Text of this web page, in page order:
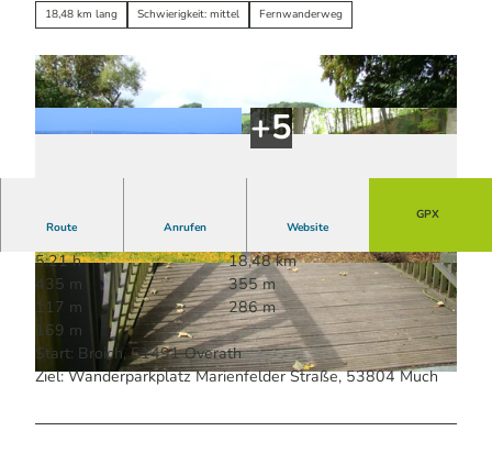
18,48 km lang Schwierigkeit: mittel Fernwanderweg
© Maren Pussak / Das Bergische | KI-optimiert | CC-BY-SA
© Guido Wagner | KI-optimiert |CC-BY-SA
© Maren Pussak / Das Bergische | KI-optimiert
|CC-BY-SA
Route Anrufen Website
GPX
5:21 h
18,48 km
435 m
355 m
117 m
286 m
169 m
Start: Broich, 51491 Overath
Ziel: Wanderparkplatz Marienfelder Straße, 53804 Much